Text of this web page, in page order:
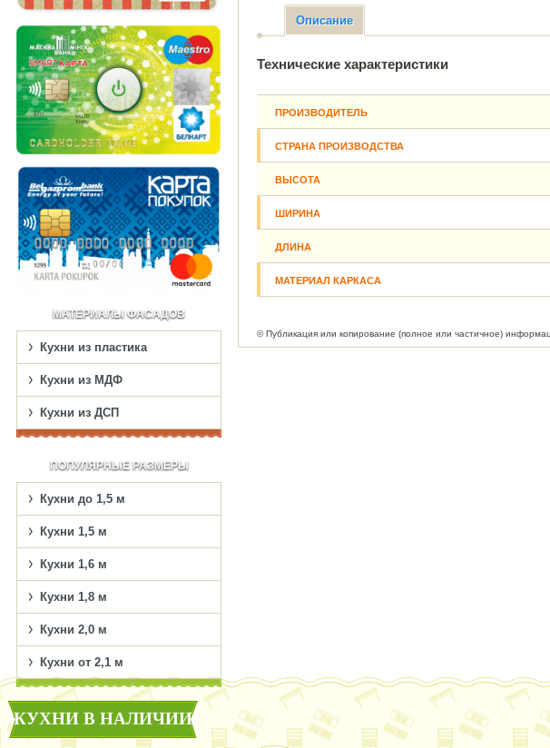
© Публикация или копирование (полное или частичное)
Описание
Технические характеристики
ПРОИЗВОДИТЕЛЬ
СТРАНА ПРОИЗВОДСТВА
ВЫСОТА
ШИРИНА
ДЛИНА
МАТЕРИАЛ КАРКАСА
МАТЕРИАЛЫ ФАСАДОВ
Кухни из пластика
Кухни из МДФ
Кухни из ДСП
ПОПУЛЯРНЫЕ РАЗМЕРЫ
Кухни до 1,5 м
Кухни 1,5 м
Кухни 1,6 м
Кухни 1,8 м
Кухни 2,0 м
Кухни от 2,1 м
КУХНИ В НАЛИЧИИ